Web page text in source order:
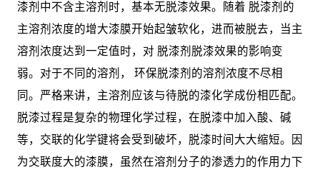
漆剂中不含主溶剂时，基本无脱漆效果。随着 脱漆剂的
主溶剂浓度的增大漆膜开始起皱软化，进而被脱去，当主
溶剂浓度达到一定值时，对 脱漆剂脱漆效果的影响变
弱。对于不同的溶剂， 环保脱漆剂的溶剂浓度不尽相
同。严格来讲，主溶剂应该与待脱的漆化学成份相匹配。
脱漆过程是复杂的物理化学过程，在脱漆中加入酸、碱
等，交联的化学键将会受到破坏，脱漆时间大大缩短。因
为交联度大的漆膜，虽然在溶剂分子的渗透力的作用力下